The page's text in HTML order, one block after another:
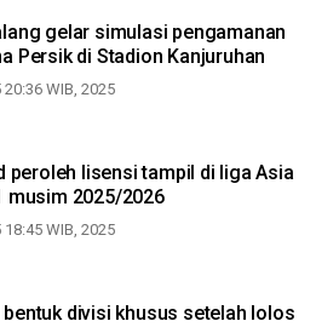
gelar simulasi pengamanan
Persik di Stadion Kanjuruhan
WIB, 2025
peroleh lisensi tampil di liga Asia
musim 2025/2026
WIB, 2025
bentuk divisi khusus setelah lolos